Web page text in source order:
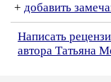
+ добавить
Написать
автора Татьяна